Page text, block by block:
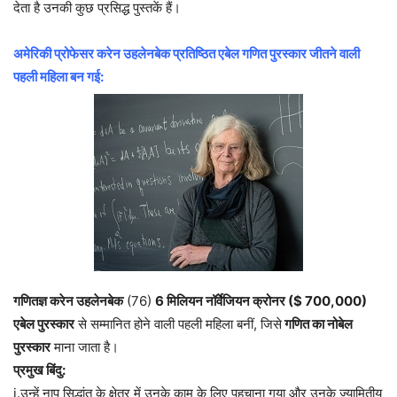
देता है उनकी कुछ प्रसिद्ध पुस्तकें हैं।
अमेरिकी प्रोफेसर करेन उहलेनबेक प्रतिष्ठित एबेल गणित पुरस्कार जीतने वाली
पहली महिला बन गई:
गणितज्ञ करेन उहलेनबेक(76) 6 मिलियन नॉर्वेजियन क्रोनर ($ 700,000)
एबेल पुरस्कारसे सम्मानित होने वाली पहली महिला बनीं, जिसेगणित का नोबेल
पुरस्कारमाना जाता है।
प्रमुख बिंदु:
i.उन्हें नाप सिद्धांत के क्षेत्र में उनके काम के लिए पहचाना गया और उनके ज्यामितीय